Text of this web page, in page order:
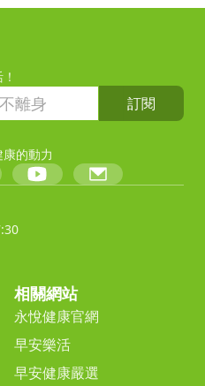
訂閱
的動力
相關網站
永悅健康官網
早安樂活
早安健康嚴選